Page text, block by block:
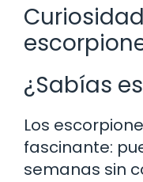
¿Sabías
Los
fascinante:
semanas sin